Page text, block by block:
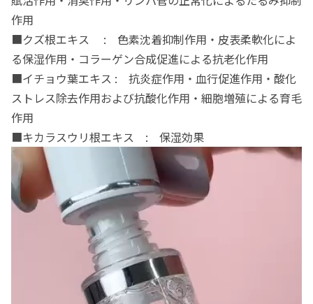
作用
■クズ根エキス : 色素沈着抑制作用・皮表柔軟化によ
る保湿作用・コラーゲン合成促進による抗老化作用
■イチョウ葉エキス : 抗炎症作用・血行促進作用・酸化
ストレス除去作用および抗酸化作用・細胞増殖による育毛
作用
■キカラスウリ根エキス : 保湿効果